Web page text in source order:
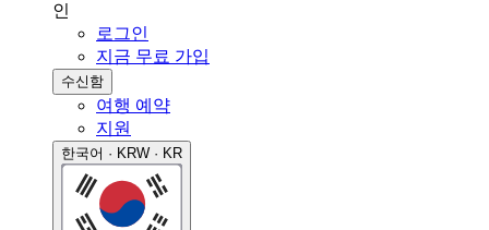
인
로그인
지금 무료 가입
수신함
여행 예약
지원
한국어 · KRW · KR